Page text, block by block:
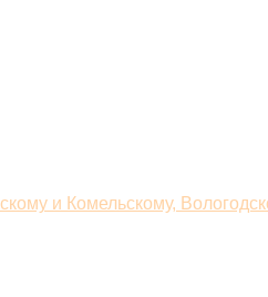
и Комельскому,